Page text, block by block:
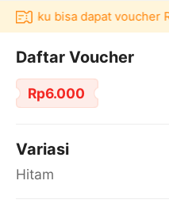
bisa dapat voucher
Daftar Voucher
Rp6.000
Variasi
Hitam